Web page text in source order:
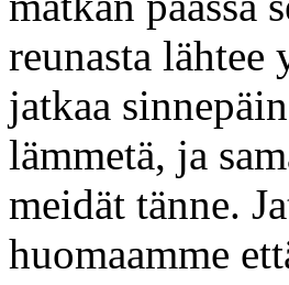
reunasta
jatkaa
lämmetä, ja
meidät tänne.
huomaamme